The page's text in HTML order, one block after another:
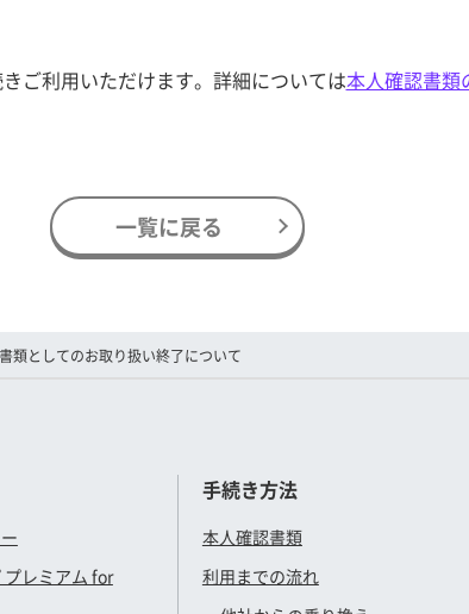
ご利用いただけます。詳細については本人確認書類
一覧に戻る
類としてのお取り扱い終了について
プレミアム for
手続き方法
本人確認書類
利用までの流れ